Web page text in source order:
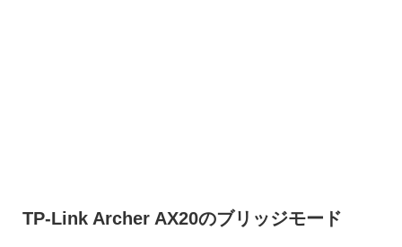
TP-Link Archer AX20のブリッジモード